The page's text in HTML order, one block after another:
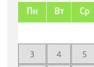
Пн Вт Ср
3
4 5